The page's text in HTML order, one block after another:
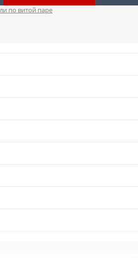
по витой паре